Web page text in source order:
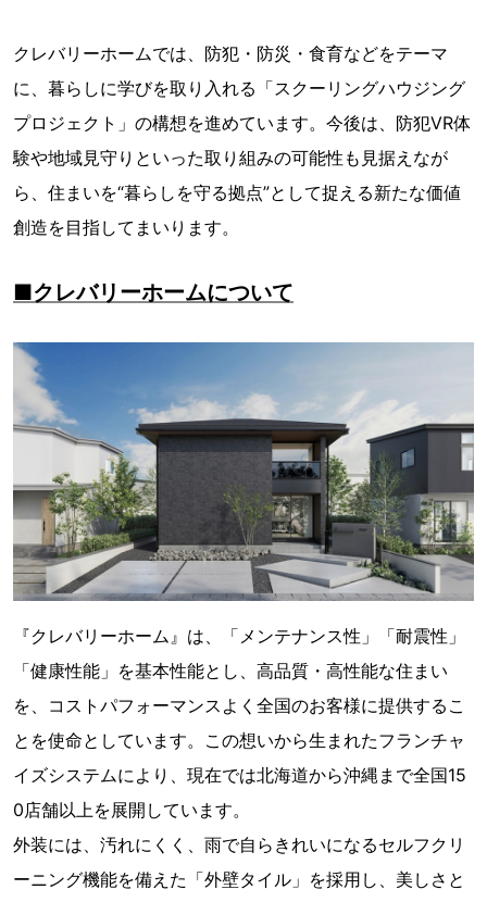
クレバリーホームでは、防犯・防災・食育などをテーマ
に、暮らしに学びを取り入れる「スクーリングハウジング
プロジェクト」の構想を進めています。今後は、防犯VR体
験や地域見守りといった取り組みの可能性も見据えなが
ら、住まいを“暮らしを守る拠点”として捉える新たな価値
創造を目指してまいります。
■クレバリーホームについて
『クレバリーホーム』は、「メンテナンス性」「耐震性」
「健康性能」を基本性能とし、高品質・高性能な住まい
を、コストパフォーマンスよく全国のお客様に提供するこ
とを使命としています。この想いから生まれたフランチャ
イズシステムにより、現在では北海道から沖縄まで全国15
0店舗以上を展開しています。
外装には、汚れにくく、雨で自らきれいになるセルフクリ
ーニング機能を備えた「外壁タイル」を採用し、美しさと